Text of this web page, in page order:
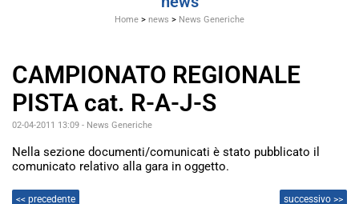
Home > news > News Generiche
CAMPIONATO REGIONALE
PISTA cat. R-A-J-S
02-04-2011 13:09 - News Generiche
Nella sezione documenti/comunicati è stato pubblicato il
comunicato relativo alla gara in oggetto.
<< precedente successivo >>